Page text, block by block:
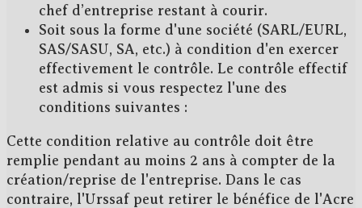
chef d’entreprise restant à courir.
Soit sous la forme d'une société (SARL/EURL,
SAS/SASU, SA, etc.) à condition d'en exercer
effectivement le contrôle. Le contrôle effectif
est admis si vous respectez l'une des
conditions suivantes :
Cette condition relative au contrôle doit être
remplie pendant au moins 2 ans à compter de la
création/reprise de l'entreprise. Dans le cas
contraire, l'Urssaf peut retirer le bénéfice de l'Acre